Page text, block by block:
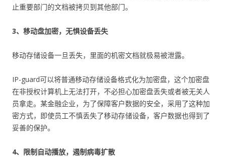
止重要部门的文档被拷贝到其他部门。
3、移动盘加密，无惧设备丢失
移动存储设备一旦丢失，里面的机密文档就极易被泄露。
IP-guard可以将普通移动存储设备格式化为加密盘，这个加密盘
在非授权计算机上无法打开，不必担心加密盘丢失或者被无关人
员拿走。某金融企业，为了保障客户数据的安全，采用了这种加
密方式，即使员工不慎丢失了移动存储设备，客户数据也得到了
妥善的保护。
4、限制自动播放，遏制病毒扩散